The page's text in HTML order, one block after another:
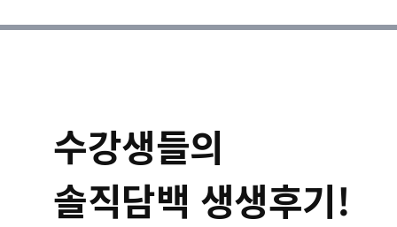
수강생들의
솔직담백 생생후기!